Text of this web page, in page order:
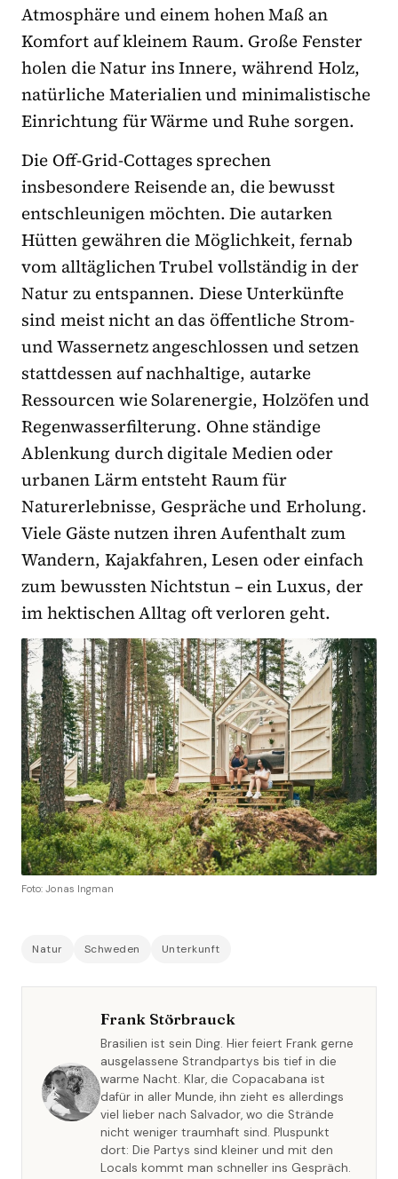
Atmosphäre und einem hohen Maß an
Komfort auf kleinem Raum. Große Fenster
holen die Natur ins Innere, während Holz,
natürliche Materialien und minimalistische
Einrichtung für Wärme und Ruhe sorgen.
Die Off-Grid-Cottages sprechen
insbesondere Reisende an, die bewusst
entschleunigen möchten. Die autarken
Hütten gewähren die Möglichkeit, fernab
vom alltäglichen Trubel vollständig in der
Natur zu entspannen. Diese Unterkünfte
sind meist nicht an das öffentliche Strom-
und Wassernetz angeschlossen und setzen
stattdessen auf nachhaltige, autarke
Ressourcen wie Solarenergie, Holzöfen und
Regenwasserfilterung. Ohne ständige
Ablenkung durch digitale Medien oder
urbanen Lärm entsteht Raum für
Naturerlebnisse, Gespräche und Erholung.
Viele Gäste nutzen ihren Aufenthalt zum
Wandern, Kajakfahren, Lesen oder einfach
zum bewussten Nichtstun – ein Luxus, der
im hektischen Alltag oft verloren geht.
Foto: Jonas Ingman
Natur Schweden Unterkunft
Frank Störbrauck
Brasilien ist sein Ding. Hier feiert Frank gerne
ausgelassene Strandpartys bis tief in die
warme Nacht. Klar, die Copacabana ist
dafür in aller Munde, ihn zieht es allerdings
viel lieber nach Salvador, wo die Strände
nicht weniger traumhaft sind. Pluspunkt
dort: Die Partys sind kleiner und mit den
Locals kommt man schneller ins Gespräch.